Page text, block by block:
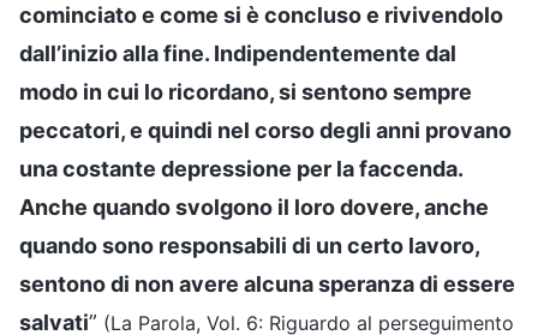
cominciato e come si è concluso e rivivendolo
dall’inizio alla fine. Indipendentemente dal
modo in cui lo ricordano, si sentono sempre
peccatori, e quindi nel corso degli anni provano
una costante depressione per la faccenda.
Anche quando svolgono il loro dovere, anche
quando sono responsabili di un certo lavoro,
sentono di non avere alcuna speranza di essere
salvati” (La Parola, Vol. 6: Riguardo al perseguimento